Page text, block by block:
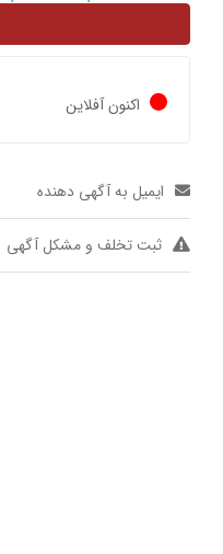
اکنون آفلاین
ایمیل به آگهی دهنده
ثبت تخلف و مشکل آگهی